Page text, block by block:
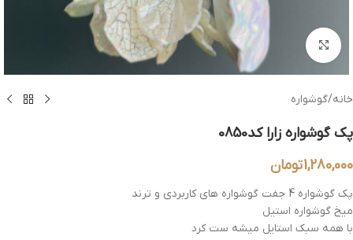
بزرگنمایی تصویر
خانه/گوشواره
پک گوشواره زارا کد0850
1,280,000تومان
پک گوشواره 4 جفت گوشواره های کاربردی و ترند
میخ گوشواره استیل
با همه سبک استایل میشه ست کرد